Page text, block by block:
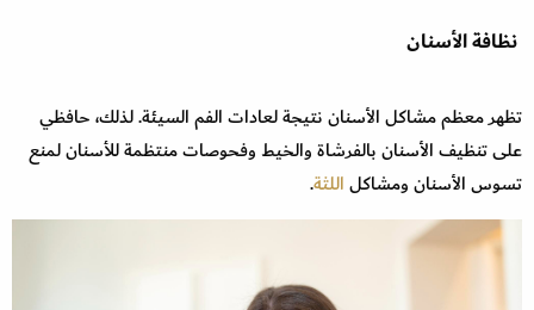
نظافة الأسنان
تظهر معظم مشاكل الأسنان نتيجة لعادات الفم السيئة. لذلك، حافظي
على تنظيف الأسنان بالفرشاة والخيط وفحوصات منتظمة للأسنان لمنع
تسوس الأسنان ومشاكلاللثة.